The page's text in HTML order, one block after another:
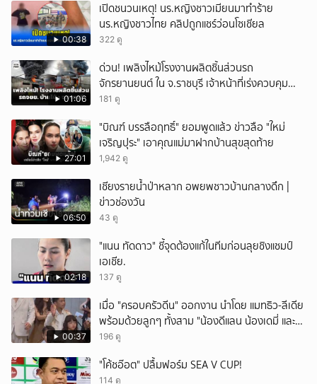
00:38
เปิดชนวนเหตุ! นร.หญิงชาวเมียนมาทำร้าย
นร.หญิงชาวไทย คลิปถูกแชร์ว่อนโซเชียล
322 ดู
01:06
ด่วน! เพลิงไหม้โรงงานผลิตชิ้นส่วนรถ
จักรยานยนต์ ใน จ.ราชบุรี เจ้าหน้าที่เร่งควบคุม
เพลิง
181 ดู
27:01
"บิณฑ์ บรรลือฤทธิ์" ยอมพูดแล้ว ข่าวลือ "ใหม่
เจริญปุระ" เอาคุณแม่มาฝากบ้านสุขสุดท้าย
1,942 ดู
06:50
เชียงรายน้ำป่าหลาก อพยพชาวบ้านกลางดึก |
ข่าวช่องวัน
43 ดู
02:18
"แนน ทัดดาว" ชี้จุดต้องแก้ในทีมก่อนลุยชิงแชมป์
เอเชีย.
137 ดู
00:37
เมื่อ "ครอบครัวดีน" ออกงาน นำโดย แมทธิว-ลีเดีย
พร้อมด้วยลูกๆ ทั้งสาม "น้องดีแลน น้องเดมี่ และ
น้องดีออน" รับรางวัลสุดยอดครอบครัว
หน้าตาดียกบ้าน
196 ดู
"โค้ชอ๊อต" ปลื้มฟอร์ม SEA V CUP!
114 ดู